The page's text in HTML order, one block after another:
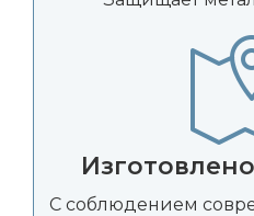
С соблюдением